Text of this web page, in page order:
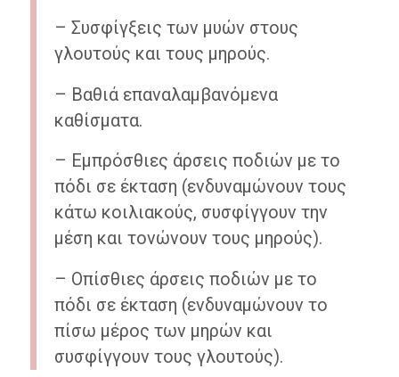
– Συσφίγξεις των μυών στους
γλουτούς και τους μηρούς.
– Βαθιά επαναλαμβανόμενα
καθίσματα.
– Εμπρόσθιες άρσεις ποδιών με το
πόδι σε έκταση (ενδυναμώνουν τους
κάτω κοιλιακούς, συσφίγγουν την
μέση και τονώνουν τους μηρούς).
– Οπίσθιες άρσεις ποδιών με το
πόδι σε έκταση (ενδυναμώνουν το
πίσω μέρος των μηρών και
συσφίγγουν τους γλουτούς).